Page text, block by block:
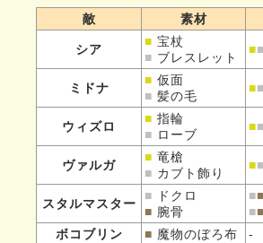
敵 素材
シア
■ 宝杖
■ ブレスレット
■■
ミドナ
■ 仮面
■ 髪の毛
■■
ウィズロ
■ 指輪
■ ローブ
■■
ヴァルガ
■ 竜槍
■ カブト飾り
■■
スタルマスター
■
ドクロ
■ 腕骨
■■
■■
ボコブリン
■ 魔物のぼろ布
-